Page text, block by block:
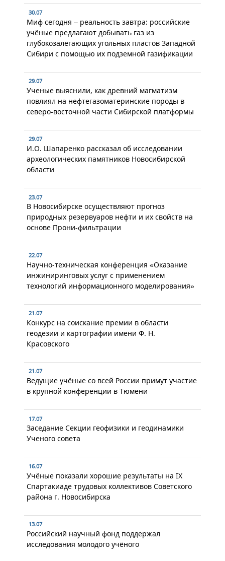
30.07
Миф сегодня – реальность завтра: российские
учёные предлагают добывать газ из
глубокозалегающих угольных пластов Западной
Сибири с помощью их подземной газификации
29.07
Ученые выяснили, как древний магматизм
повлиял на нефтегазоматеринские породы в
северо-восточной части Сибирской платформы
29.07
И.О. Шапаренко рассказал об исследовании
археологических памятников Новосибирской
области
23.07
В Новосибирске осуществляют прогноз
природных резервуаров нефти и их свойств на
основе Прони-фильтрации
22.07
Научно-техническая конференция «Оказание
инжиниринговых услуг с применением
технологий информационного моделирования»
21.07
Конкурс на соискание премии в области
геодезии и картографии имени Ф. Н.
Красовского
21.07
Ведущие учёные со всей России примут участие
в крупной конференции в Тюмени
17.07
Заседание Секции геофизики и геодинамики
Ученого совета
16.07
Учёные показали хорошие результаты на IX
Спартакиаде трудовых коллективов Советского
района г. Новосибирска
13.07
Российский научный фонд поддержал
исследования молодого учёного